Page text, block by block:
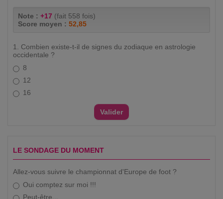
Note : +17 (fait 558 fois)
Score moyen : 52,85
1. Combien existe-t-il de signes du zodiaque en astrologie
occidentale ?
8
12
16
LE SONDAGE DU MOMENT
Allez-vous suivre le championnat d'Europe de foot ?
Oui comptez sur moi !!!
Peut-être...